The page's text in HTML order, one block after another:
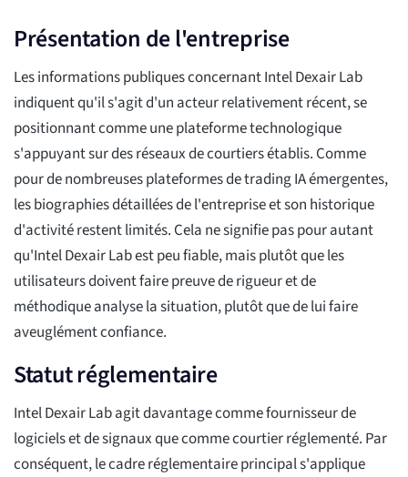
Présentation de l'entreprise
Les informations publiques concernant Intel Dexair Lab
indiquent qu'il s'agit d'un acteur relativement récent, se
positionnant comme une plateforme technologique
s'appuyant sur des réseaux de courtiers établis. Comme
pour de nombreuses plateformes de trading IA émergentes,
les biographies détaillées de l'entreprise et son historique
d'activité restent limités. Cela ne signifie pas pour autant
qu'Intel Dexair Lab est peu fiable, mais plutôt que les
utilisateurs doivent faire preuve de rigueur et de
méthodique analyse la situation, plutôt que de lui faire
aveuglément confiance.
Statut réglementaire
Intel Dexair Lab agit davantage comme fournisseur de
logiciels et de signaux que comme courtier réglementé. Par
conséquent, le cadre réglementaire principal s'applique